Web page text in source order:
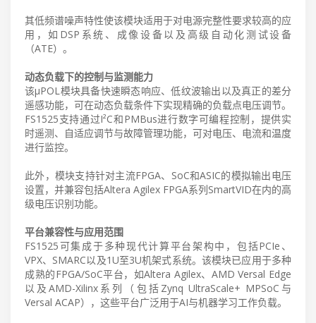
其低频谱噪声特性使该模块适用于对电源完整性要求较高的应
用，如DSP系统、成像设备以及高级自动化测试设备
（ATE）。
动态负载下的控制与监测能力
该µPOL模块具备快速瞬态响应、低纹波输出以及真正的差分
遥感功能，可在动态负载条件下实现精确的负载点电压调节。
FS1525支持通过I²C和PMBus进行数字可编程控制，提供实
时遥测、自适应调节与故障管理功能，可对电压、电流和温度
进行监控。
此外，模块支持针对主流FPGA、SoC和ASIC的模拟输出电压
设置，并兼容包括Altera Agilex FPGA系列SmartVID在内的高
级电压识别功能。
平台兼容性与应用范围
FS1525可集成于多种现代计算平台架构中，包括PCIe、
VPX、SMARC以及1U至3U机架式系统。该模块已应用于多种
成熟的FPGA/SoC平台，如Altera Agilex、AMD Versal Edge
以及AMD-Xilinx系列（包括Zynq UltraScale+ MPSoC与
Versal ACAP），这些平台广泛用于AI与机器学习工作负载。